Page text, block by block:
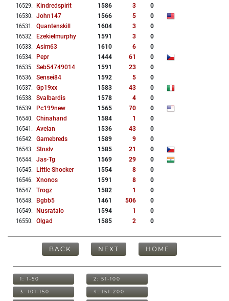
16529. Kindredspirit 1586 3
0
16530. John147 1566 5
0
16531 . Quantenskill 1604 3
0
16532. Ezekielmurphy 1591 3
0
16533. Asim63 1610 6
0
16534. Pepr 1444 61
0
16535. Seb54749014 1591 23
0
16536. Sensei84 1592 5
0
16537. Gp19xx 1583 43
0
16538. Svalbardis 1578 4
0
16539. Pc199new 1565 70
0
16540. Chinahand 1584 1
0
16541 . Avelan 1536 43
0
16542. Gamebreds 1589 9
0
16543. Stnslv 1585 21
0
16544. Jas-Tg 1569 29
0
16545. Little Shocker 1554 8
0
16546. Xnonos 1591 8
0
16547. Trogz 1582 1
0
16548. Bgbb5 1461 506
0
16549. Nusratalo 1594 1
0
16550. Olgad 1585 2 0
BACK NEXT HOME
1: 1-50 2: 51-100
3: 101-150 4: 151-200